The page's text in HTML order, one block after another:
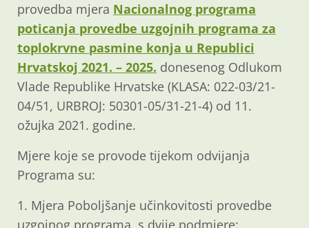
provedba mjera Nacionalnog programa
poticanja provedbe uzgojnih programa za
toplokrvne pasmine konja u Republici
Hrvatskoj 2021. – 2025. donesenog Odlukom
Vlade Republike Hrvatske (KLASA: 022-03/21-
04/51, URBROJ: 50301-05/31-21-4) od 11.
ožujka 2021. godine.
Mjere koje se provode tijekom odvijanja
Programa su:
1. Mjera Poboljšanje učinkovitosti provedbe
uzgojnog programa, s dvije podmjere: